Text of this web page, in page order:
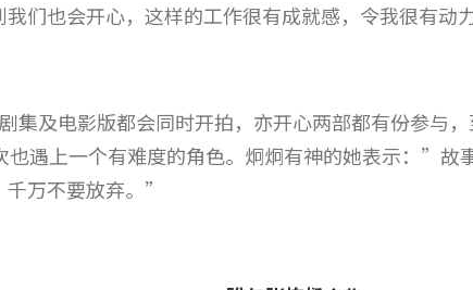
们也会开心，这样的工作很有成就感，令我很有动
集及电影版都会同时开拍，亦开心两部都有份参与
也遇上一个有难度的角色。炯炯有神的她表示：”故
万不要放弃。”